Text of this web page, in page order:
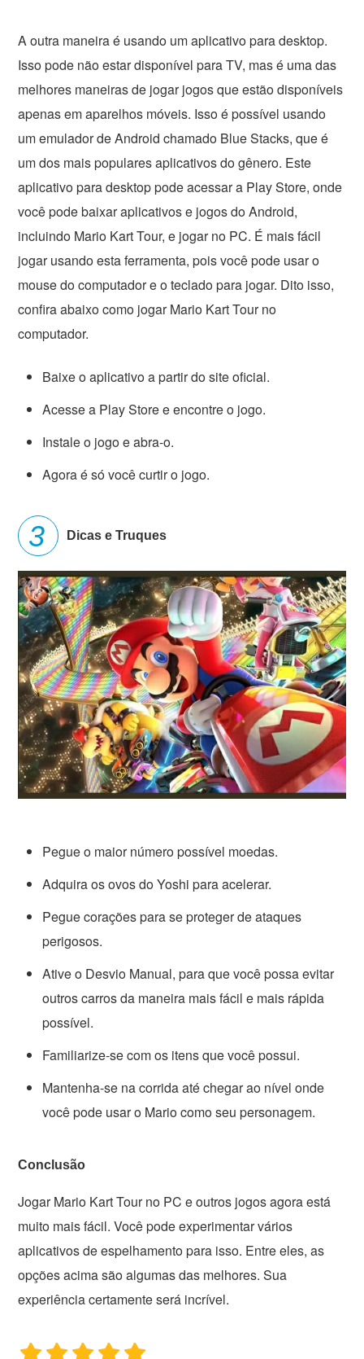
A outra maneira é usando um aplicativo para desktop.
Isso pode não estar disponível para TV, mas é uma das
melhores maneiras de jogar jogos que estão disponíveis
apenas em aparelhos móveis. Isso é possível usando
um emulador de Android chamado Blue Stacks, que é
um dos mais populares aplicativos do gênero. Este
aplicativo para desktop pode acessar a Play Store, onde
você pode baixar aplicativos e jogos do Android,
incluindo Mario Kart Tour, e jogar no PC. É mais fácil
jogar usando esta ferramenta, pois você pode usar o
mouse do computador e o teclado para jogar. Dito isso,
confira abaixo como jogar Mario Kart Tour no
computador.
Baixe o aplicativo a partir do site oficial.
Acesse a Play Store e encontre o jogo.
Instale o jogo e abra-o.
Agora é só você curtir o jogo.
Dicas e Truques
Pegue o maior número possível moedas.
Adquira os ovos do Yoshi para acelerar.
Pegue corações para se proteger de ataques
perigosos.
Ative o Desvio Manual, para que você possa evitar
outros carros da maneira mais fácil e mais rápida
possível.
Familiarize-se com os itens que você possui.
Mantenha-se na corrida até chegar ao nível onde
você pode usar o Mario como seu personagem.
Conclusão
Jogar Mario Kart Tour no PC e outros jogos agora está
muito mais fácil. Você pode experimentar vários
aplicativos de espelhamento para isso. Entre eles, as
opções ​​acima são algumas das melhores. Sua
experiência certamente será incrível.